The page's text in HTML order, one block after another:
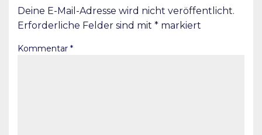
Deine E-Mail-Adresse wird nicht veröffentlicht.
Erforderliche Felder sind mit * markiert
Kommentar *